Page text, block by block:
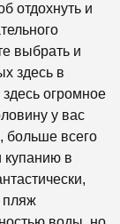
отдохнуть и
выбрать и
здесь в
огромное
у вас
больше всего
купанию в
пляж